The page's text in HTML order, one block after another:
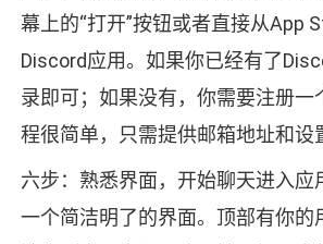
幕上的“打开”按钮或者直接从App
Discord应用。如果你已经有了
录即可；如果没有，你需要注册一
程很简单，只需提供邮箱地址和设
六步：熟悉界面，开始聊天进入应
一个简洁明了的界面。顶部有你的